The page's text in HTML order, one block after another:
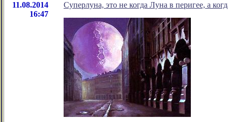
11.08.2014
16:47
Суперлуна, это не когда Луна в перигее, а